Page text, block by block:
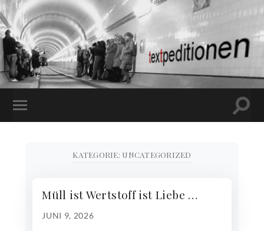
MOBILE-
MENÜ
KATEGORIE: UNCATEGORIZED
Müll ist Wertstoff ist Liebe …
JUNI 9, 2026